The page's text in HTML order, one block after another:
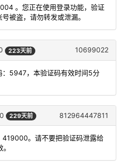
。您正在使用登录功能，验证
被盗，请勿转发或泄漏。
223天前 10699022
：5947，本验证码有效时间5分
229天前 812964447811
419000。请不要把验证码泄露给